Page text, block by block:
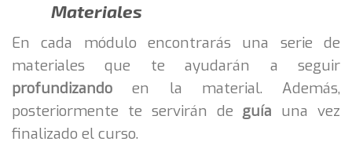
Materiales
En cada módulo encontrarás una serie de
materiales que te ayudarán a seguir
profundizando en la material. Además,
posteriormente te servirán de guía una vez
finalizado el curso.